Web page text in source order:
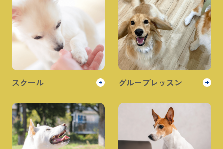
スクール グループレッスン